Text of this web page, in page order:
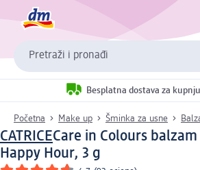
Pretraži i pronađi
Besplatna dostava za
Početna Make up Šminka za usne
CATRICECare in Colours
Happy Hour, 3 g